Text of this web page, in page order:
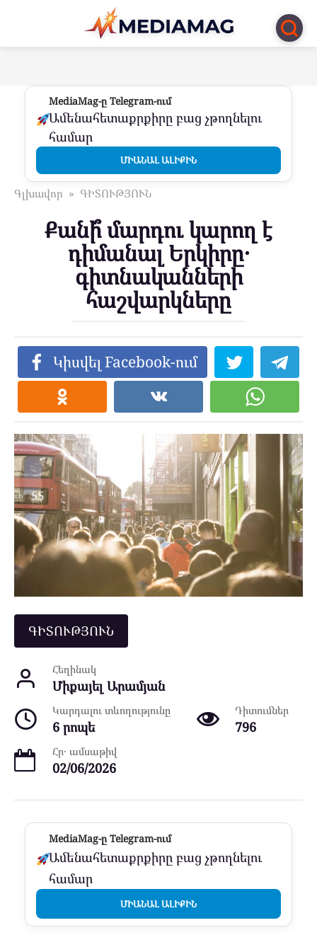
Перейти
контенту
MediaMag-ը Telegram-ում
Ամենահետաքրքիրը բաց չթողնելու
համար
ՄԻԱՆԱԼ ԱԼԻՔԻՆ
Գլխավոր » ԳԻՏՈՒԹՅՈՒՆ
Քանի՞ մարդու կարող է
դիմանալ Երկիրը․
գիտնականների
հաշվարկները
Կիսվել Facebook-ում
ԳԻՏՈՒԹՅՈՒՆ
Հեղինակ
Միքայել Արամյան
Կարդալու տևողությունը
6 րոպե
Դիտումներ
796
Հր․ ամսաթիվ
02/06/2026
MediaMag-ը Telegram-ում
Ամենահետաքրքիրը բաց չթողնելու
համար
ՄԻԱՆԱԼ ԱԼԻՔԻՆ